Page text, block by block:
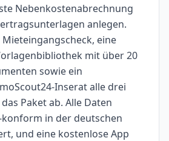
Nebenkostenabrechnung
anlegen.
eine
mit über 20
sowie ein
Inserat alle drei
Paket ab. Alle Daten
konform in der deutschen
und eine kostenlose App